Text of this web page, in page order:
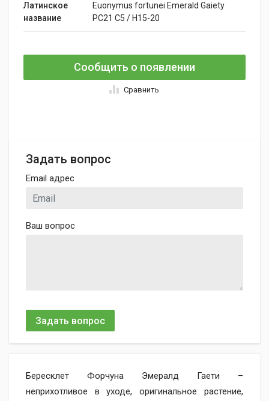
Латинское
название
Euonymus fortunei Emerald Gaiety
PC21 C5 / H15-20
Сообщить о появлении
Сравнить
Задать вопрос
Email адрес
Ваш вопрос
Задать вопрос
Бересклет Форчуна Эмералд Гаети –
неприхотливое в уходе, оригинальное растение,